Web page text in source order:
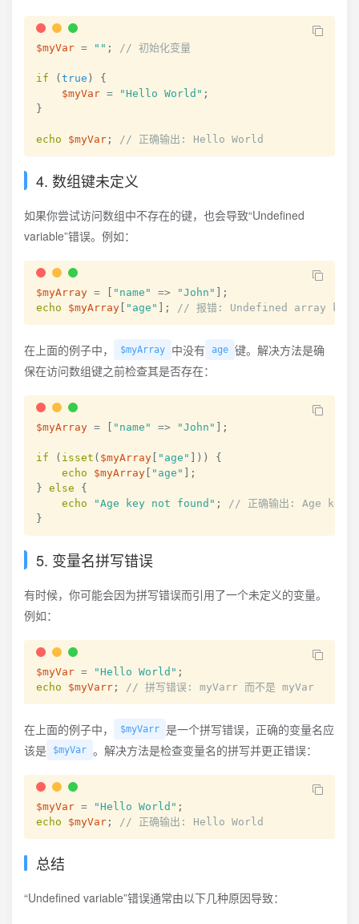
$myVar = "" ; // 初始化变量
if ( true )
{
$myVar = "Hello World" ;
}
echo $myVar ; // 正确输出: Hello World
4. 数组键未定义
如果你尝试访问数组中不存在的键，也会导致“Undefined
variable”错误。例如：
$myArray = "name" => "John"
;
echo
$myArray "age" ; // 报错: Undefined array key:
在上面的例子中， $myArray 中没有 age 键。解决方法是确
保在访问数组键之前检查其是否存在：
$myArray = "name" => "John" ;
if ( isset ( $myArray "age" ) )
{
echo
$myArray "age"
;
} else
{
echo
"Age key not found" ;
// 正确输出: Age key
}
5. 变量名拼写错误
有时候，你可能会因为拼写错误而引用了一个未定义的变量。
例如：
$myVar = "Hello World" ;
echo
$myVarr ; // 拼写错误: myVarr 而不是 myVar
在上面的例子中， $myVarr 是一个拼写错误，正确的变量名应
该是
$myVar 。解决方法是检查变量名的拼写并更正错误：
$myVar = "Hello World" ;
echo
$myVar ; // 正确输出: Hello World
总结
“Undefined variable”错误通常由以下几种原因导致：